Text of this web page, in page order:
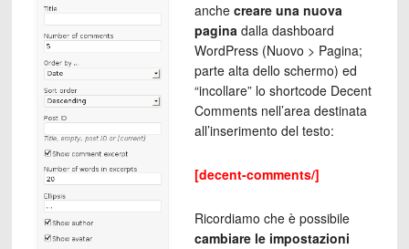
anchecreare una nuova
paginadalla dashboard
WordPress (Nuovo > Pagina;
parte alta dello schermo) ed
“incollare” lo shortcode Decent
Comments nell’area destinata
all’inserimento del testo:
[decent-comments/]
Ricordiamo che è possibile
cambiare le impostazioni